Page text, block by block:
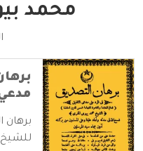
محمد
برهان